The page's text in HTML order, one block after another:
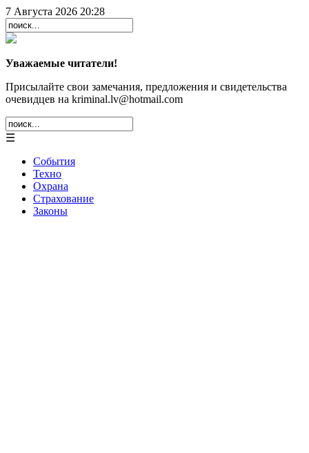
7 Августа 2026 20:28
Уважаемые читатели!
Присылайте свои замечания, предложения и свидетельства
очевидцев на kriminal.lv@hotmail.com
☰
События
Техно
Охрана
Страхование
Законы